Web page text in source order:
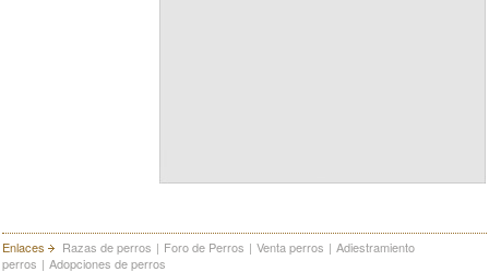
Enlaces Razas de perros | Foro de Perros | Venta perros | Adiestramiento
perros | Adopciones de perros